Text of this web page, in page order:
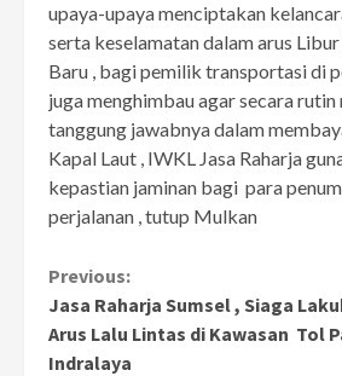
upaya-upaya menciptakan
serta keselamatan dalam arus
Baru , bagi pemilik transportasi di
juga menghimbau agar secara
tanggung jawabnya dalam
Kapal Laut , IWKL Jasa Raharja
kepastian jaminan bagi para
perjalanan , tutup Mulkan
Continue
Reading
Previous:
Jasa Raharja Sumsel , Siaga
Arus Lalu Lintas di Kawasan Tol
Indralaya